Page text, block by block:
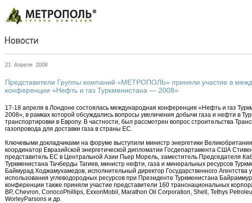
21 Апреля 2008
Представители Группы компаний «МЕТРОПОЛЬ» приняли участие в
конференции «Нефть и газ Туркменистана — 2008»
17-18 апреля в Лондоне состоялась международная конференция «Нефть и газ
2008», в рамках которой обсуждались вопросы увеличения добычи газа и нефти в
транспортировки в Европу. В частности, был рассмотрен вопрос строительства
газопровода для доставки газа в страны ЕС.
Ключевыми докладчиками на форуме выступили министр энергетики
координатор Евразийской энергетической дипломатии Госдепартамента США
представитель ЕС в Центральной Азии Пьер Морель, заместитель Председателя
Туркменистана Тачберды Тагиев, министр нефти, газа и минеральных ресурсов
Баймурад Ходжамухамедов, исполнительный директор Государственного Агентства
использования углеводородных ресурсов при Президенте Туркменистана
конференции также приняли участие представители 160 транснациональных
BP, Chevron, ConocoPhillips, ExxonMobil, Marathon Oil Corporation, Shell, Tethys
WorleyParsons и др.